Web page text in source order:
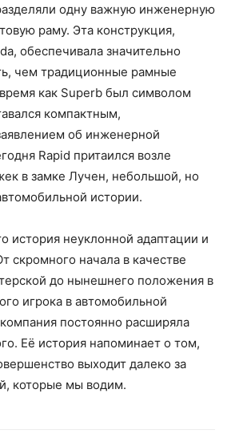
одну важную инженерную
раму. Эта конструкция,
обеспечивала значительно
чем традиционные рамные
как Superb был символом
компактным,
об инженерной
Rapid притаился возле
в замке Лучен, небольшой, но
истории.
история неуклонной адаптации и
скромного начала в качестве
до нынешнего положения в
игрока в автомобильной
постоянно расширяла
Её история напоминает о том,
выходит далеко за
которые мы водим.